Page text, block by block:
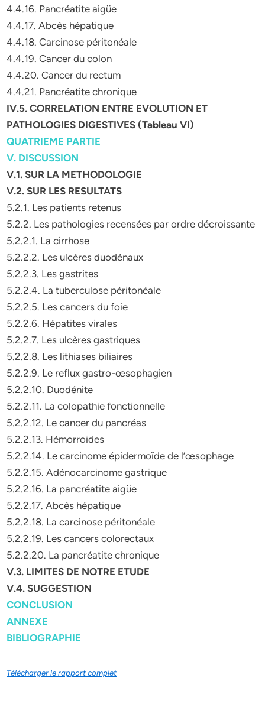
4.4.16. Pancréatite aigüe
4.4.17. Abcès hépatique
4.4.18. Carcinose péritonéale
4.4.19. Cancer du colon
4.4.20. Cancer du rectum
4.4.21. Pancréatite chronique
IV.5. CORRELATION ENTRE EVOLUTION ET
PATHOLOGIES DIGESTIVES (Tableau VI)
QUATRIEME PARTIE
V. DISCUSSION
V.1. SUR LA METHODOLOGIE
V.2. SUR LES RESULTATS
5.2.1. Les patients retenus
5.2.2. Les pathologies recensées par ordre décroissante
5.2.2.1. La cirrhose
5.2.2.2. Les ulcères duodénaux
5.2.2.3. Les gastrites
5.2.2.4. La tuberculose péritonéale
5.2.2.5. Les cancers du foie
5.2.2.6. Hépatites virales
5.2.2.7. Les ulcères gastriques
5.2.2.8. Les lithiases biliaires
5.2.2.9. Le reflux gastro-œsophagien
5.2.2.10. Duodénite
5.2.2.11. La colopathie fonctionnelle
5.2.2.12. Le cancer du pancréas
5.2.2.13. Hémorroïdes
5.2.2.14. Le carcinome épidermoïde de l’œsophage
5.2.2.15. Adénocarcinome gastrique
5.2.2.16. La pancréatite aigüe
5.2.2.17. Abcès hépatique
5.2.2.18. La carcinose péritonéale
5.2.2.19. Les cancers colorectaux
5.2.2.20. La pancréatite chronique
V.3. LIMITES DE NOTRE ETUDE
V.4. SUGGESTION
CONCLUSION
ANNEXE
BIBLIOGRAPHIE
Télécharger le rapport complet